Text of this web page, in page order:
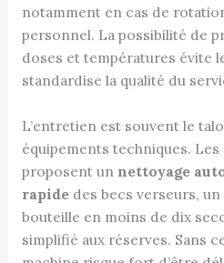
notamment en cas de
personnel. La possibilité de
doses et températures évite
standardise la qualité du
L’entretien est souvent le
équipements techniques.
proposent un nettoyage
rapidedes becs verseurs,
bouteille en moins de dix
simplifié aux réserves. Sans